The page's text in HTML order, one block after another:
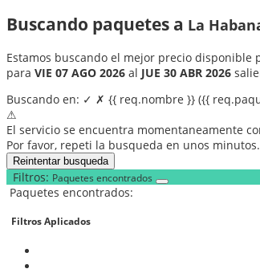
Buscando paquetes a La
Estamos buscando el mejor precio disponible
para VIE 07 AGO 2026 al JUE 30 ABR 2026
Buscando en: ✓ ✗ {{ req.nombre }} ({{
⚠
El servicio se encuentra momentaneamente
Por favor, repeti la busqueda en unos minutos.
Reintentar busqueda
Filtros: Paquetes encontrados
Paquetes encontrados:
Filtros Aplicados